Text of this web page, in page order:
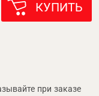
КУПИТЬ
при заказе